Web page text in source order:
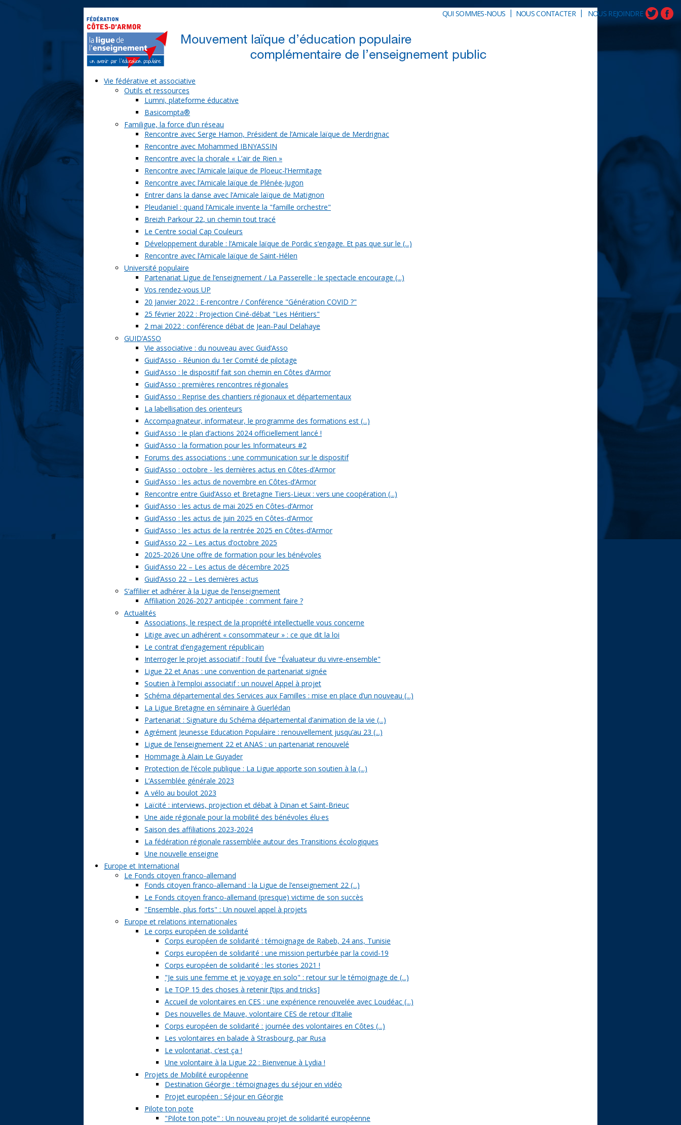
QUI SOMMES-NOUS | NOUS CONTACTER| NOUS REJOINDRE
Vie fédérative et associative
Outils et ressources
Lumni, plateforme éducative
Basicompta®
Familigue, la force d’un réseau
Rencontre avec Serge Hamon, Président de l’Amicale laïque de Merdrignac
Rencontre avec Mohammed IBNYASSIN
Rencontre avec la chorale « L’air de Rien »
Rencontre avec l’Amicale laïque de Ploeuc-l’Hermitage
Rencontre avec l’Amicale laïque de Plénée-Jugon
Entrer dans la danse avec l’Amicale laïque de Matignon
Pleudaniel : quand l’Amicale invente la "famille orchestre"
Breizh Parkour 22, un chemin tout tracé
Le Centre social Cap Couleurs
Développement durable : l’Amicale laïque de Pordic s’engage. Et pas que sur le (...)
Rencontre avec l’Amicale laïque de Saint-Hélen
Université populaire
Partenariat Ligue de l’enseignement / La Passerelle : le spectacle encourage (...)
Vos rendez-vous UP
20 Janvier 2022 : E-rencontre / Conférence "Génération COVID ?"
25 février 2022 : Projection Ciné-débat "Les Héritiers"
2 mai 2022 : conférence débat de Jean-Paul Delahaye
GUID’ASSO
Vie associative : du nouveau avec Guid’Asso
Guid’Asso - Réunion du 1er Comité de pilotage
Guid’Asso : le dispositif fait son chemin en Côtes d’Armor
Guid’Asso : premières rencontres régionales
Guid’Asso : Reprise des chantiers régionaux et départementaux
La labellisation des orienteurs
Accompagnateur, informateur, le programme des formations est (...)
Guid’Asso : le plan d’actions 2024 officiellement lancé !
Guid’Asso : la formation pour les Informateurs #2
Forums des associations : une communication sur le dispositif
Guid’Asso : octobre - les dernières actus en Côtes-d’Armor
Guid’Asso : les actus de novembre en Côtes-d’Armor
Rencontre entre Guid’Asso et Bretagne Tiers-Lieux : vers une coopération (...)
Guid’Asso : les actus de mai 2025 en Côtes-d’Armor
Guid’Asso : les actus de juin 2025 en Côtes-d’Armor
Guid’Asso : les actus de la rentrée 2025 en Côtes-d’Armor
Guid’Asso 22 – Les actus d’octobre 2025
2025-2026 Une offre de formation pour les bénévoles
Guid’Asso 22 – Les actus de décembre 2025
Guid’Asso 22 – Les dernières actus
S’affilier et adhérer à la Ligue de l’enseignement
Affiliation 2026-2027 anticipée : comment faire ?
Actualités
Associations, le respect de la propriété intellectuelle vous concerne
Litige avec un adhérent « consommateur » : ce que dit la loi
Le contrat d’engagement républicain
Interroger le projet associatif : l’outil Éve "Évaluateur du vivre-ensemble"
Ligue 22 et Anas : une convention de partenariat signée
Soutien à l’emploi associatif : un nouvel Appel à projet
Schéma départemental des Services aux Familles : mise en place d’un nouveau (...)
La Ligue Bretagne en séminaire à Guerlédan
Partenariat : Signature du Schéma départemental d’animation de la vie (...)
Agrément Jeunesse Education Populaire : renouvellement jusqu’au 23 (...)
Ligue de l’enseignement 22 et ANAS : un partenariat renouvelé
Hommage à Alain Le Guyader
Protection de l’école publique : La Ligue apporte son soutien à la (...)
L’Assemblée générale 2023
A vélo au boulot 2023
Laïcité : interviews, projection et débat à Dinan et Saint-Brieuc
Une aide régionale pour la mobilité des bénévoles élu·es
Saison des affiliations 2023-2024
La fédération régionale rassemblée autour des Transitions écologiques
Une nouvelle enseigne
Europe et International
Le Fonds citoyen franco-allemand
Fonds citoyen franco-allemand : la Ligue de l’enseignement 22 (...)
Le Fonds citoyen franco-allemand (presque) victime de son succès
"Ensemble, plus forts" : Un nouvel appel à projets
Europe et relations internationales
Le corps européen de solidarité
Corps européen de solidarité : témoignage de Rabeb, 24 ans, Tunisie
Corps européen de solidarité : une mission perturbée par la covid-19
Corps européen de solidarité : les stories 2021 !
"Je suis une femme et je voyage en solo" : retour sur le témoignage de (...)
Le TOP 15 des choses à retenir [tips and tricks]
Accueil de volontaires en CES : une expérience renouvelée avec Loudéac (...)
Des nouvelles de Mauve, volontaire CES de retour d’Italie
Corps européen de solidarité : journée des volontaires en Côtes (...)
Les volontaires en balade à Strasbourg, par Rusa
Le volontariat, c’est ça !
Une volontaire à la Ligue 22 : Bienvenue à Lydia !
Projets de Mobilité européenne
Destination Géorgie : témoignages du séjour en vidéo
Projet européen : Séjour en Géorgie
Pilote ton pote
"Pilote ton pote" : Un nouveau projet de solidarité européenne